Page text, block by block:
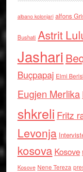
albano kolonjari alfons
Bushati Astrit
Jashari
Buçpapaj Elmi
Eugjen Merlika
shkreli Fritz
Levonja
kosova Kosove
Kosove Nene Tereza